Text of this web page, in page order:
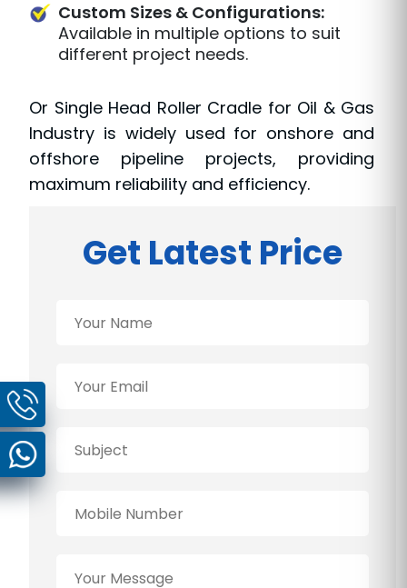
Custom Sizes & Configurations:
Available in multiple options to suit
different project needs.
Or Single Head Roller Cradle for Oil & Gas
Industry is widely used for onshore and
offshore pipeline projects, providing
maximum reliability and efficiency.
Get Latest Price